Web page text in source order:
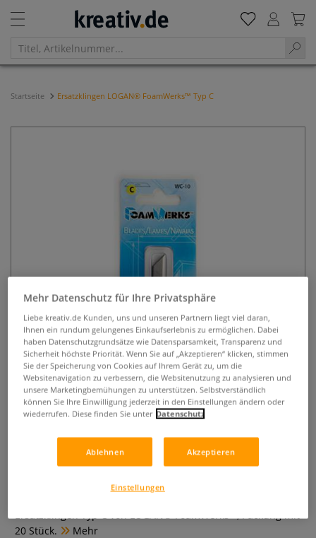
Startseite Ersatzklingen LOGAN® FoamWerks™ Typ C
Ersatzklingen LOGAN®
FoamWerks™ Typ C
0 Bewertungen
Ersatzklingen Typ C von LOGAN® FoamWerks™, Packung mit
20 Stück.
Mehr
Mehr Datenschutz für Ihre Privatsphäre
Liebe kreativ.de Kunden, uns und unseren Partnern liegt viel daran,
Ihnen ein rundum gelungenes Einkaufserlebnis zu ermöglichen. Dabei
haben Datenschutzgrundsätze wie Datensparsamkeit, Transparenz und
Sicherheit höchste Priorität. Wenn Sie auf „Akzeptieren“ klicken, stimmen
Sie der Speicherung von Cookies auf Ihrem Gerät zu, um die
Websitenavigation zu verbessern, die Websitenutzung zu analysieren und
unsere Marketingbemühungen zu unterstützen. Selbstverständlich
können Sie Ihre Einwilligung jederzeit in den Einstellungen ändern oder
wiederrufen. Diese finden Sie unter Datenschutz
Ablehnen Akzeptieren
Einstellungen